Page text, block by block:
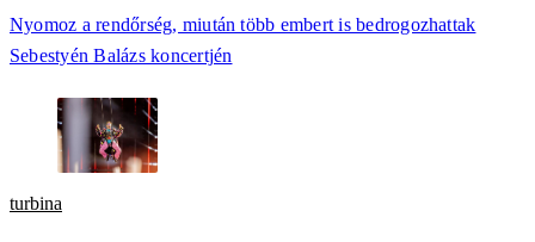
Nyomoz a rendőrség, miután több embert is bedrogozhattak
Sebestyén Balázs koncertjén
turbina